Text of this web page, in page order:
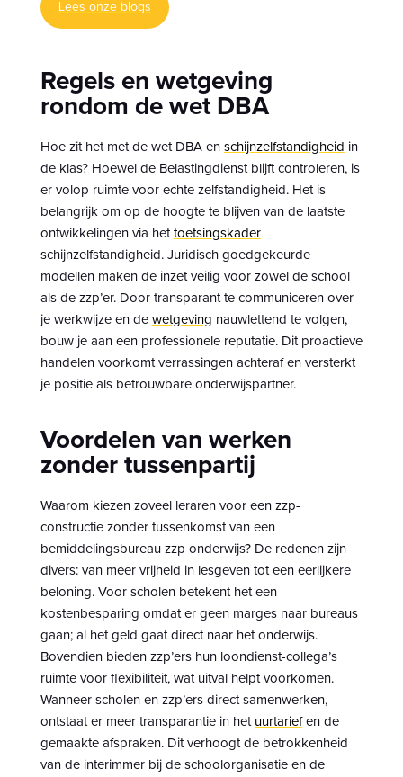
Lees onze blogs
Regels en wetgeving
rondom de wet DBA
Hoe zit het met de wet DBA enschijnzelfstandigheid in
de klas? Hoewel de Belastingdienst blijft controleren, is
er volop ruimte voor echte zelfstandigheid. Het is
belangrijk om op de hoogte te blijven van de laatste
ontwikkelingen via hettoetsingskader
schijnzelfstandigheid. Juridisch goedgekeurde
modellen maken de inzet veilig voor zowel de school
als de zzp’er. Door transparant te communiceren over
je werkwijze en dewetgeving nauwlettend te volgen,
bouw je aan een professionele reputatie. Dit proactieve
handelen voorkomt verrassingen achteraf en versterkt
je positie als betrouwbare onderwijspartner.
Voordelen van werken
zonder tussenpartij
Waarom kiezen zoveel leraren voor een zzp-
constructie zonder tussenkomst van een
bemiddelingsbureau zzp onderwijs? De redenen zijn
divers: van meer vrijheid in lesgeven tot een eerlijkere
beloning. Voor scholen betekent het een
kostenbesparing omdat er geen marges naar bureaus
gaan; al het geld gaat direct naar het onderwijs.
Bovendien bieden zzp’ers hun loondienst-collega’s
ruimte voor flexibiliteit, wat uitval helpt voorkomen.
Wanneer scholen en zzp’ers direct samenwerken,
ontstaat er meer transparantie in hetuurtariefen de
gemaakte afspraken. Dit verhoogt de betrokkenheid
van de interimmer bij de schoolorganisatie en de